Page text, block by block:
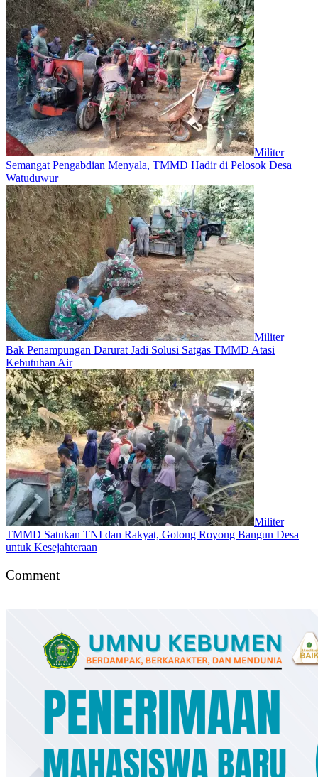
Militer
Semangat Pengabdian Menyala, TMMD Hadir di Pelosok Desa
Watuduwur
Militer
Bak Penampungan Darurat Jadi Solusi Satgas TMMD Atasi
Kebutuhan Air
Militer
TMMD Satukan TNI dan Rakyat, Gotong Royong Bangun Desa
untuk Kesejahteraan
Comment